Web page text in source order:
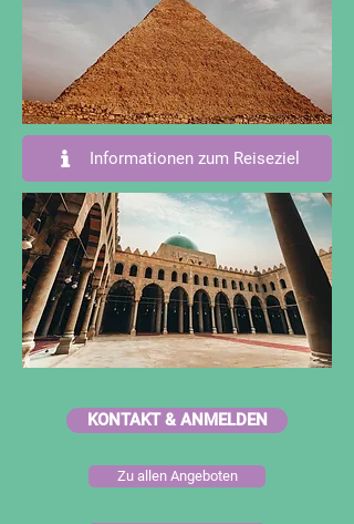
Informationen zum Reiseziel
KONTAKT & ANMELDEN
Zu allen Angeboten